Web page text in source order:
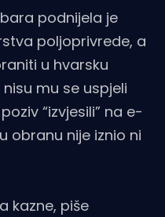
podnijela je
poljoprivrede, a
u hvarsku
mu se uspjeli
“izvjesili” na e-
obranu nije iznio ni
kazne, piše